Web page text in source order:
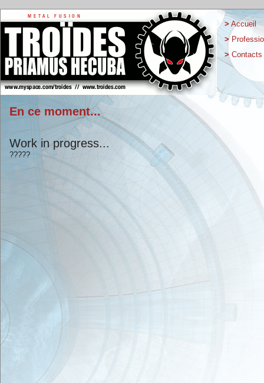
> Accueil
>
>Contacts
En ce moment...
Work in progress...
?????